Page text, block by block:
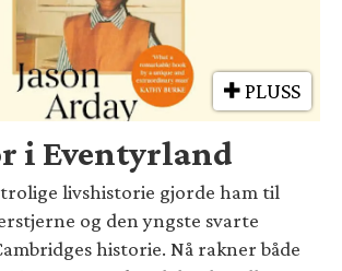
PLUSS
i Eventyrland
livshistorie gjorde ham til
og den yngste svarte
historie. Nå rakner både